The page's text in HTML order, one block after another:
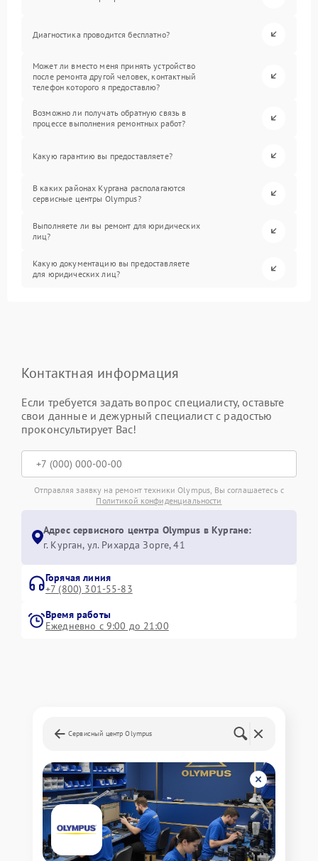
Диагностика проводится бесплатно?
Может ли вместо меня принять устройство
после ремонта другой человек, контактный
телефон которого я предоставлю?
Возможно ли получать обратную связь в
процессе выполнения ремонтных работ?
Какую гарантию вы предоставляете?
В каких районах Кургана располагаются
сервисные центры Olympus?
Выполняете ли вы ремонт для юридических
лиц?
Какую документацию вы предоставляете
для юридических лиц?
Контактная информация
Если требуется задать вопрос специалисту, оставьте
свои данные и дежурный специалист с радостью
проконсультирует Вас!
Отправляя заявку на ремонт техники Olympus, Вы соглашаетесь с
Политикой конфиденциальности
Адрес сервисного центра Olympus в Кургане:
г. Курган, ул. Рихарда Зорге, 41
Горячая линия
+7 (800) 301-55-83
Время работы
Ежедневно с 9:00 до 21:00
Сервисный центр Olympus